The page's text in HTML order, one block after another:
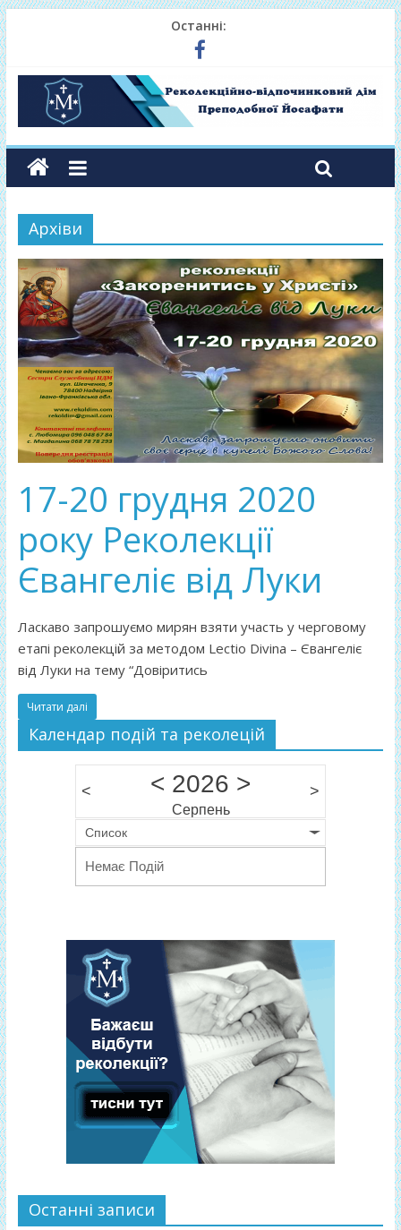
Останні:
Архіви
17-20 грудня 2020
року Реколекції
Євангеліє від Луки
Ласкаво запрошуємо мирян взяти участь у черговому
етапі реколекцій за методом Lectio Divina – Євангеліє
від Луки на тему “Довіритись
Читати далі
Календар подій та реколецій
< < 2026 >
Серпень
>
Список
Немає Подій
Останні записи